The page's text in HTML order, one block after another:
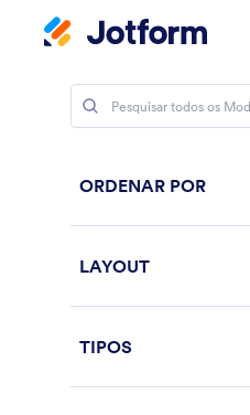
ORDENAR POR
LAYOUT
TIPOS